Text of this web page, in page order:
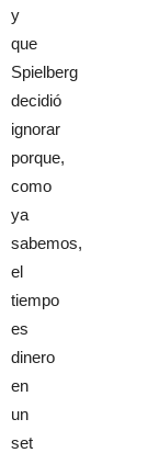
y
que
Spielberg
decidió
ignorar
porque,
como
ya
sabemos,
el
tiempo
es
dinero
en
un
set